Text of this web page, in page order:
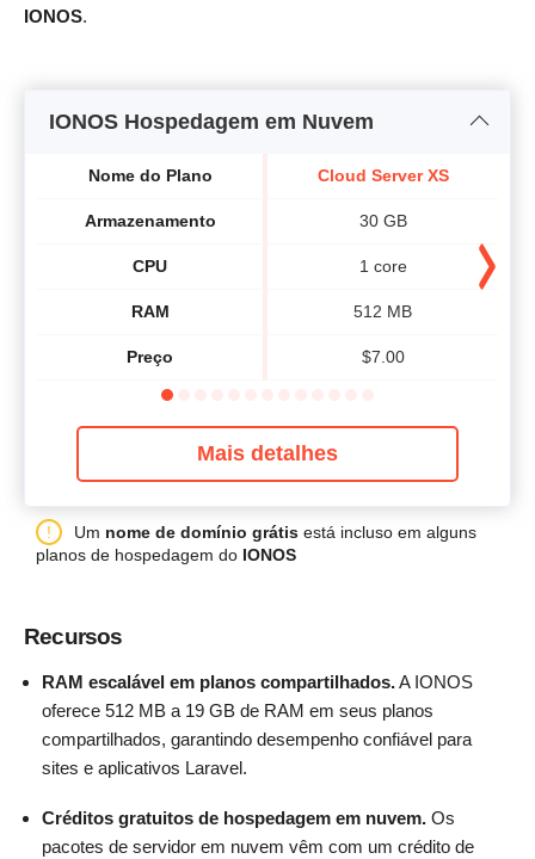
IONOS.
IONOS Hospedagem em Nuvem
Nome do Plano
Armazenamento
CPU
RAM
Preço
Cloud Server XS
30 GB
1 core
512 MB
$7.00
Mais detalhes
Um nome de domínio grátis está incluso em alguns
planos de hospedagem do IONOS
Recursos
RAM escalável em planos compartilhados.A IONOS
oferece 512 MB a 19 GB de RAM em seus planos
compartilhados, garantindo desempenho confiável para
sites e aplicativos Laravel.
Créditos gratuitos de hospedagem em nuvem. Os
pacotes de servidor em nuvem vêm com um crédito de